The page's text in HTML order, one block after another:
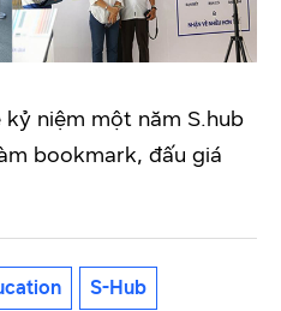
niệm một năm S.hub
bookmark, đấu giá
S-Hub